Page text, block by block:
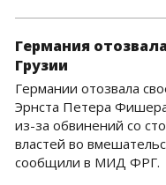
Германия
Грузии
Германии отозвала
Эрнста Петера
из-за обвинений со
властей во
сообщили в МИД ФРГ.